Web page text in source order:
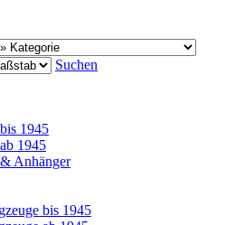
Suchen
1945
1945
Anhänger
bis 1945